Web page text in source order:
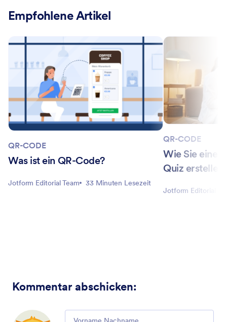
Empfohlene Artikel
QR-CODE
Was ist ein QR-Code?
Jotform Editorial Team 33 Minuten Lesezeit
QR-CODE
Wie Sie
Quiz erstellen
Jotform Editorial
Kommentar abschicken:
Comment